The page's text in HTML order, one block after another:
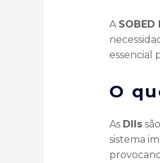
A
essencial
O
As DIIs
sistema